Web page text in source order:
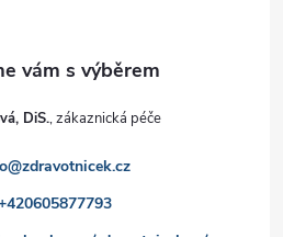
DiS.
@zdravotnicek.cz